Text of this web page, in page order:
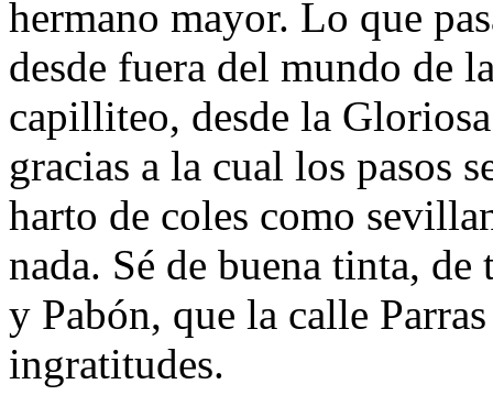
hermano mayor. Lo que
desde fuera del mundo de
capilliteo, desde la
gracias a la cual los pasos
harto de coles como
nada. Sé de buena tinta,
y Pabón, que la calle
ingratitudes.